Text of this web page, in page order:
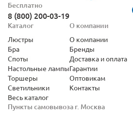
Бесплатно
8 (800) 200-03-19
Пункты самовывоза г. Москва
Каталог
Люстры
Бра
Споты
Настольные лампы
Торшеры
Светильники
Весь каталог
О компании
О компании
Бренды
Доставка и оплата
Гарантии
Оптовикам
Контакты